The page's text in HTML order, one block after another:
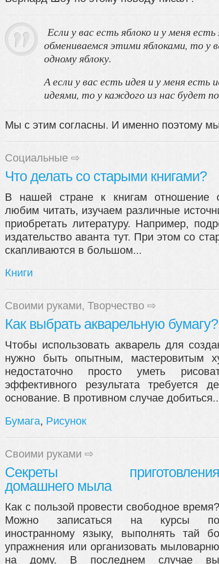
Если у вас есть яблоко и у меня
обмениваемся этими яблоками, то у
одному яблоку.
А если у вас есть идея и у меня есть
идеями, то у каждого из нас будет
Мы с этим согласны. И именно поэтому мы
Социальные ⇨
Что делать со старыми книгами?
В нашей стране к книгам отношение
любим читать, изучаем различные
приобретать литературу. Например,
издательство аванта тут. При этом со
скапливаются в большом...
Книги
Своими руками, Творчество ⇨
Как выбрать акварельную бумагу?
Чтобы использовать акварель для
нужно быть опытным, мастеровитым
недостаточно просто уметь
эффективного результата требуется
основание. В противном случае
Бумага, Рисунок
Своими руками ⇨
Секреты приготовления
домашнего мыла
Как с пользой провести свободное время?
Можно записаться на курсы по
иностранному языку, выполнять тай бо
упражнения или организовать мыловарню
на дому. В последнем случае вы